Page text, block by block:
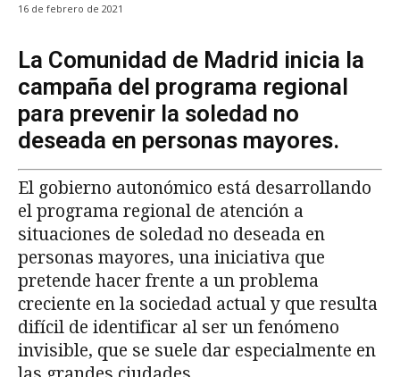
16 de febrero de 2021
La Comunidad de Madrid inicia la
campaña del programa regional
para prevenir la soledad no
deseada en personas mayores.
El gobierno autonómico está desarrollando
el programa regional de atención a
situaciones de soledad no deseada en
personas mayores, una iniciativa que
pretende hacer frente a un problema
creciente en la sociedad actual y que resulta
difícil de identificar al ser un fenómeno
invisible, que se suele dar especialmente en